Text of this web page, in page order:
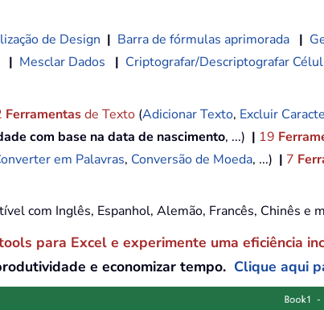
de Design | Barra de fórmulas aprimorada |
| Mesclar Dados | Criptografar/Descriptografar
Ferramentasde Texto (Adicionar Texto, Excluir
com base na data de nascimento, ...) | 19
em Palavras, Conversão de Moeda, ...) | 7
com Inglês, Espanhol, Alemão, Francês, Chinês e
para Excel e experimente uma eficiência
e economizar tempo. Clique aqui